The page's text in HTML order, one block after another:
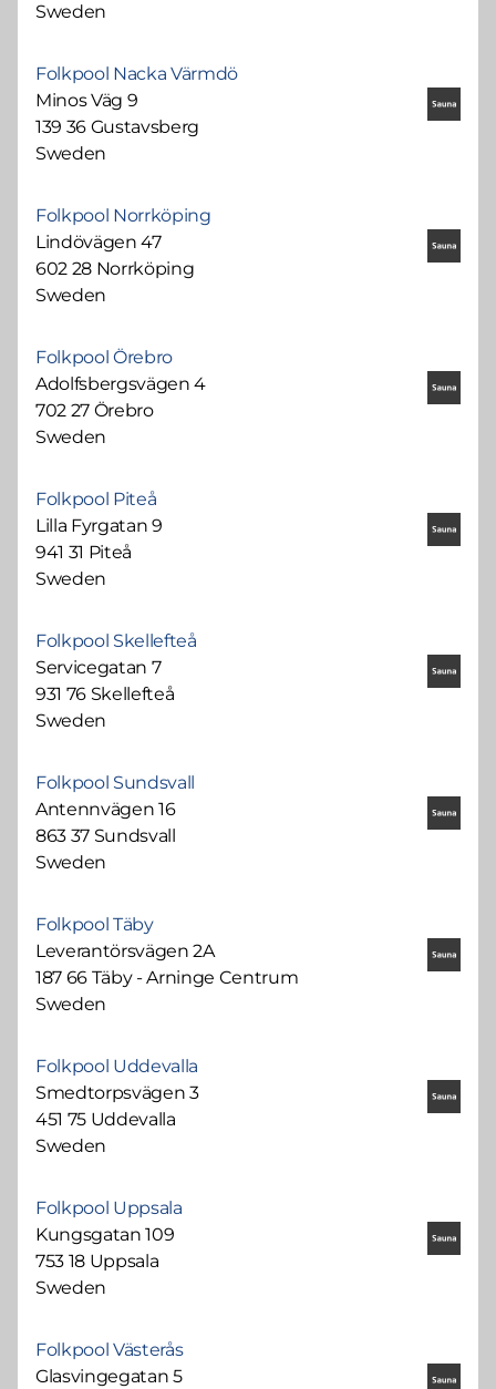
Sweden
Folkpool Nacka Värmdö
Minos Väg 9
139 36 Gustavsberg
Sweden
Folkpool Norrköping
Lindövägen 47
602 28 Norrköping
Sweden
Folkpool Örebro
Adolfsbergsvägen 4
702 27 Örebro
Sweden
Folkpool Piteå
Lilla Fyrgatan 9
941 31 Piteå
Sweden
Folkpool Skellefteå
Servicegatan 7
931 76 Skellefteå
Sweden
Folkpool Sundsvall
Antennvägen 16
863 37 Sundsvall
Sweden
Folkpool Täby
Leverantörsvägen 2A
187 66 Täby - Arninge Centrum
Sweden
Folkpool Uddevalla
Smedtorpsvägen 3
451 75 Uddevalla
Sweden
Folkpool Uppsala
Kungsgatan 109
753 18 Uppsala
Sweden
Folkpool Västerås
Glasvingegatan 5